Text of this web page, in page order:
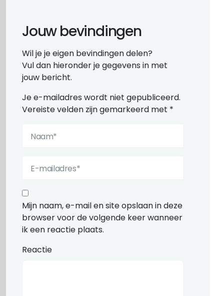
Jouw bevindingen
Wil je je eigen bevindingen delen?
Vul dan hieronder je gegevens in met
jouw bericht.
Je e-mailadres wordt niet gepubliceerd.
Vereiste velden zijn gemarkeerd met *
Mijn naam, e-mail en site opslaan in deze
browser voor de volgende keer wanneer
ik een reactie plaats.
Reactie